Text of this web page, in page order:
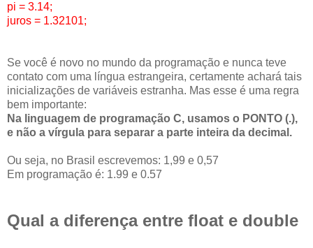
pi = 3.14;
juros = 1.32101;
Se você é novo no mundo da programação e nunca teve
contato com uma língua estrangeira, certamente achará tais
inicializações de variáveis estranha. Mas esse é uma regra
bem importante:
Na linguagem de programação C, usamos o PONTO (.),
e não a vírgula para separar a parte inteira da decimal.
Ou seja, no Brasil escrevemos: 1,99 e 0,57
Em programação é: 1.99 e 0.57
Qual a diferença entre float e double